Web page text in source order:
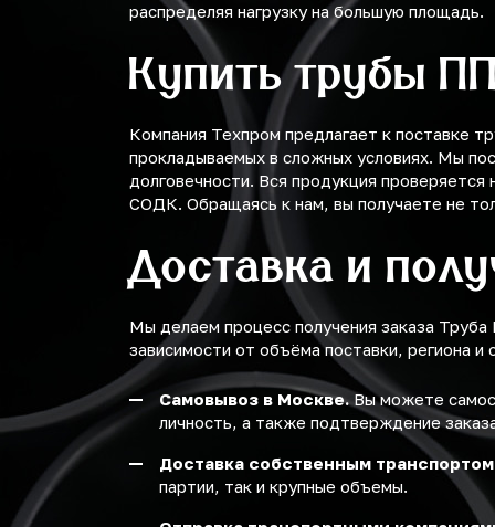
распределяя нагрузку на большую площадь.
Купить трубы
Компания Техпром предлагает к поставке
прокладываемых в сложных условиях. Мы
долговечности. Вся продукция
СОДК. Обращаясь к нам, вы получаете не
Доставка и
Мы делаем процесс получения заказа
зависимости от объёма поставки, региона и
Самовывоз в Москве. Вы можете
личность, а также подтверждение
Доставка собственным
партии, так и крупные объемы.